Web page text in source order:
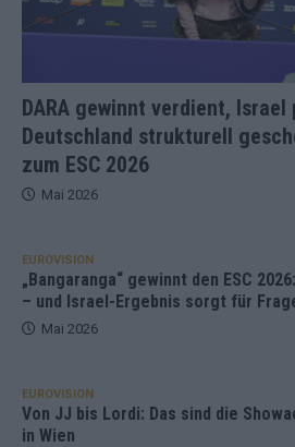
DARA gewinnt verdient,
Deutschland strukturell
zum ESC 2026
Mai 2026
EUROVISION
„Bangaranga“ gewinnt den ESC
– und Israel-Ergebnis sorgt für
Mai 2026
EUROVISION
Von JJ bis Lordi: Das sind die
in Wien